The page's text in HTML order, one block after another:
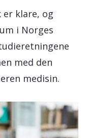
er klare, og
i Norges
med den
medisin.